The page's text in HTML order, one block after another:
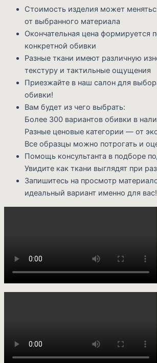
Стоимость изделия может
от выбранного материала
Окончательная цена формируется
конкретной обивки
Разные ткани имеют различную
текстуру и тактильные ощущения
Приезжайте в наш салон для
обивки!
Вам будет из чего выбрать:
Более 300 вариантов обивки в
Разные ценовые категории — от
Все образцы можно потрогать и
Помощь консультанта в подборе
Увидите как ткани выглядят при
Запишитесь на просмотр
идеальный вариант именно для вас!